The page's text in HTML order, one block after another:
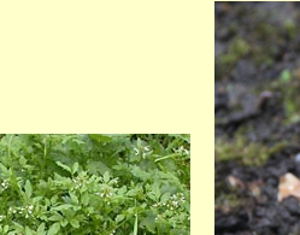
Bild